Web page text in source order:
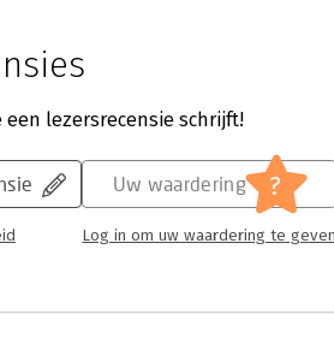
een lezersrecensie schrijft!
Uw waardering ?
Log in om uw waardering te